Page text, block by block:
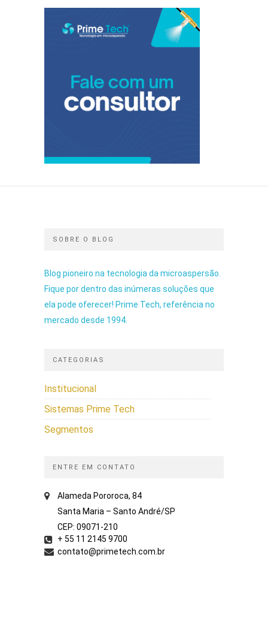
SOBRE O BLOG
Blog pioneiro na tecnologia da microaspersão.
Fique por dentro das inúmeras soluções que
ela pode oferecer! Prime Tech, referência no
mercado desde 1994.
CATEGORIAS
Institucional
Sistemas Prime Tech
Segmentos
ENTRE EM CONTATO
Alameda Pororoca, 84
Santa Maria – Santo André/SP
CEP: 09071-210
+ 55 11 2145 9700
contato@primetech.com.br